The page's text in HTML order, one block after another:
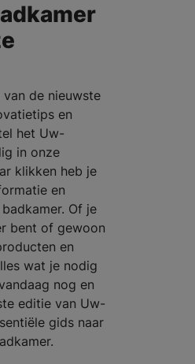
de nieuwste
en
het Uw-
in onze
klikken heb je
en
Of je
bent of gewoon
en
wat je nodig
nog en
editie van Uw-
gids naar